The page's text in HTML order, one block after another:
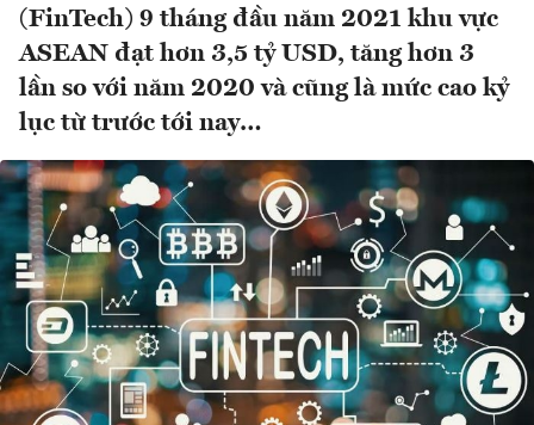
(FinTech) 9 tháng đầu năm 2021 khu vực
ASEAN đạt hơn 3,5 tỷ USD, tăng hơn 3
lần so với năm 2020 và cũng là mức cao kỷ
lục từ trước tới nay…